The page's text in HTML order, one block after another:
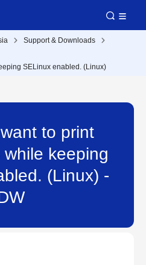
Support & Downloads
SELinux enabled. (Linux)
to print
keeping
(Linux) -